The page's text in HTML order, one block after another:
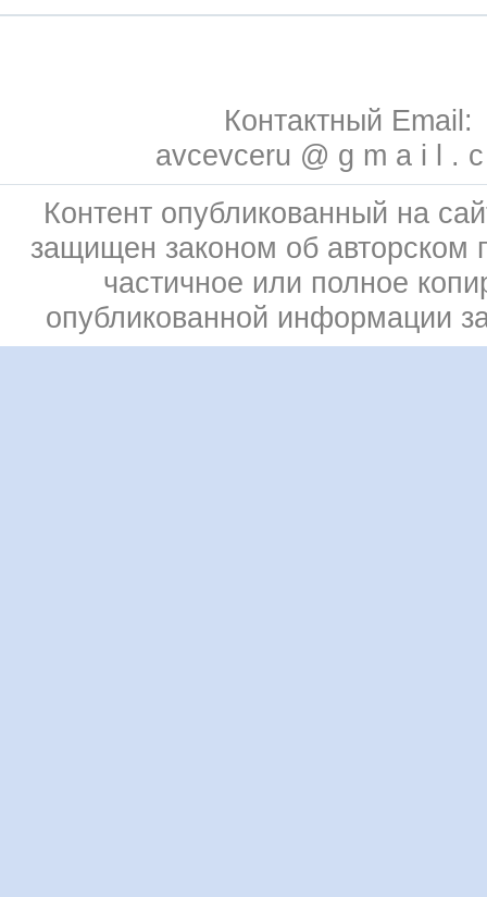
Контактный Email:
avcevceru @ g m a i l .
Контент опубликованный на
защищен законом об авторском
частичное или полное
опубликованной информации